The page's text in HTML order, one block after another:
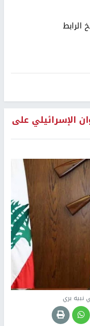
الرابط
الإسرائيلي على
نبيه بري